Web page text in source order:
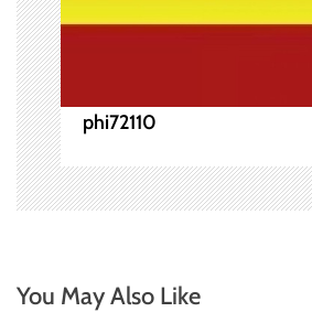
phi72110
You May Also Like